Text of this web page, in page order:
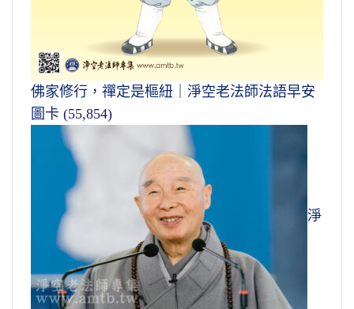
佛家修行，禪定是樞紐｜淨空老法師法語早安
圖卡 (55,854)
淨